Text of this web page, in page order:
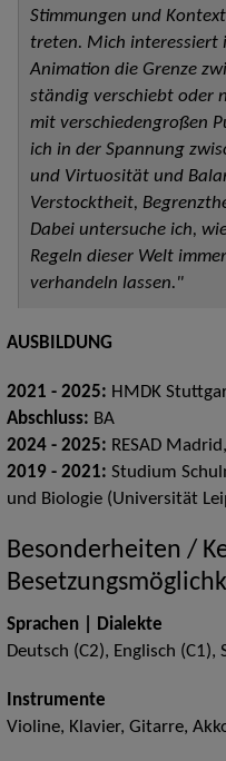
Stimmungen und
treten. Mich interessiert
Animation die Grenze
ständig verschiebt oder
mit verschiedengroßen
ich in der Spannung
und Virtuosität und
Verstocktheit,
Dabei untersuche ich,
Regeln dieser Welt
verhandeln lassen."
AUSBILDUNG
2021 - 2025: HMDK
Abschluss: BA
2024 - 2025: RESAD
2019 - 2021: Studium
und Biologie (Universität
Besonderheiten /
Sprachen | Dialekte
Deutsch (C2), Englisch (C1),
Instrumente
Violine, Klavier, Gitarre,